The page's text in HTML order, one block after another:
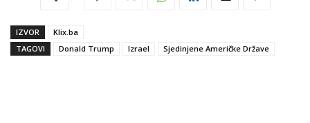
IZVOR
Klix.ba
TAGOVI
Donald Trump Izrael Sjedinjene Američke Države